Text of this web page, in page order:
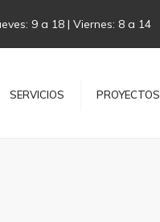
9 a 18 | Viernes: 8 a 14
SERVICIOS PROYECTOS